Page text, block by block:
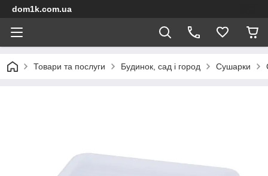
dom1k.com.ua
Товари та послуги Будинок, сад і город Сушарки